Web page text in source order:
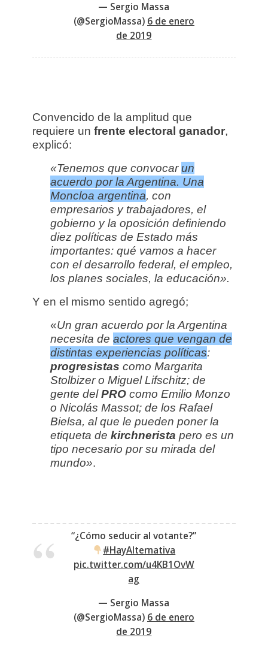
— Sergio Massa
(@SergioMassa) 6 de enero
de 2019
Convencido de la amplitud que
requiere un frente electoral ganador,
explicó:
«Tenemos que convocarun
acuerdo por la Argentina. Una
Moncloa argentina, con
empresarios y trabajadores, el
gobierno y la oposición definiendo
diez políticas de Estado más
importantes: qué vamos a hacer
con el desarrollo federal, el empleo,
los planes sociales, la educación».
Y en el mismo sentido agregó;
«Un gran acuerdo por la Argentina
necesita de actores que vengan de
distintas experiencias políticas:
progresistas como Margarita
Stolbizer o Miguel Lifschitz; de
gente delPROcomo Emilio Monzo
o Nicolás Massot; de los Rafael
Bielsa, al que le pueden poner la
etiqueta de kirchnerista pero es un
tipo necesario por su mirada del
mundo».
“¿Cómo seducir al votante?”
#HayAlternativa
pic.twitter.com/u4KB1OvW
ag
— Sergio Massa
(@SergioMassa) 6 de enero
de 2019